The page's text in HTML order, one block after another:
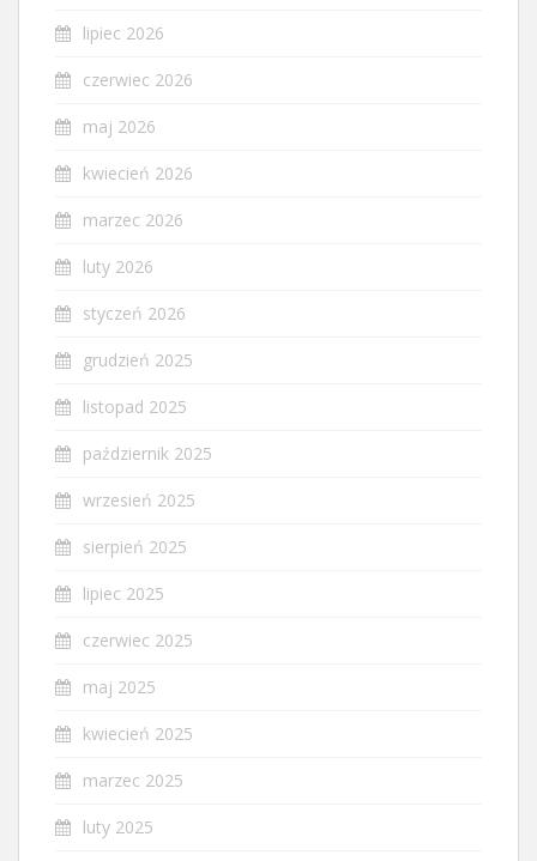
lipiec 2026
czerwiec 2026
maj 2026
kwiecień 2026
marzec 2026
luty 2026
styczeń 2026
grudzień 2025
listopad 2025
październik 2025
wrzesień 2025
sierpień 2025
lipiec 2025
czerwiec 2025
maj 2025
kwiecień 2025
marzec 2025
luty 2025